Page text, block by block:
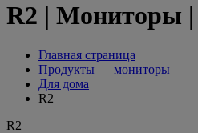
R2 | Мониторы |
Главная страница
Продукты — мониторы
Для дома
R2
R2